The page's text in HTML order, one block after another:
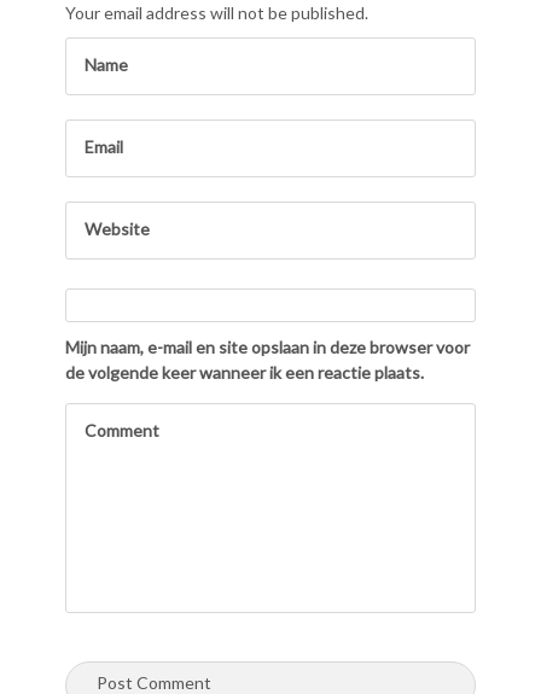
Your email address will not be published.
Mijn naam, e-mail en site opslaan in deze browser voor
de volgende keer wanneer ik een reactie plaats.